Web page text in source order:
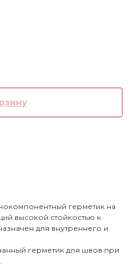
герметик на
высокой стойкостью к
для внутреннего и
герметик для швов при